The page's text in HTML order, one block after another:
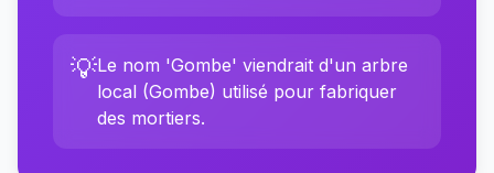
💡Le nom 'Gombe' viendrait d'un arbre
local (Gombe) utilisé pour fabriquer
des mortiers.